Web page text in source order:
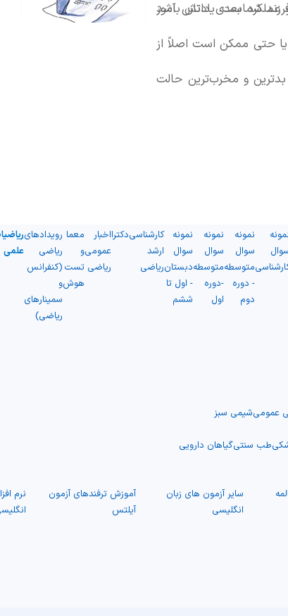
عملکرد بعدی دانش آموز
شماست. یادتان باشد
یا حتی ممکن است اصلاً از
بدترین و مخرب‌ترین حالت
شده است.
نمونه
سوال
متوسطه
- دوره
دوم
نمونه
سوال
متوسطه
-دوره
اول
نمونه
سوال
دبستان
- اول تا
ششم
کارشناسی
ارشد
ریاضی
دکترااخبار
عمومی
ریاضی
معما
و
تست
هوش
رویدادهای
ریاضی
(کنفرانس
و
سمینارهای
ریاضی)
علمی
عمومیشیمی سبز
طب سنتیگیاهان دارویی
سایر آزمون های زبان
انگلیسی
آموزش ترفندهای آزمون
آیلتس
نرم